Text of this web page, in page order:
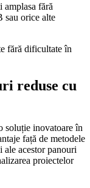
fără
sau orice alte
fără dificultate în
reduse cu
soluție inovatoare în
față de metodele
acestor panouri
proiectelor